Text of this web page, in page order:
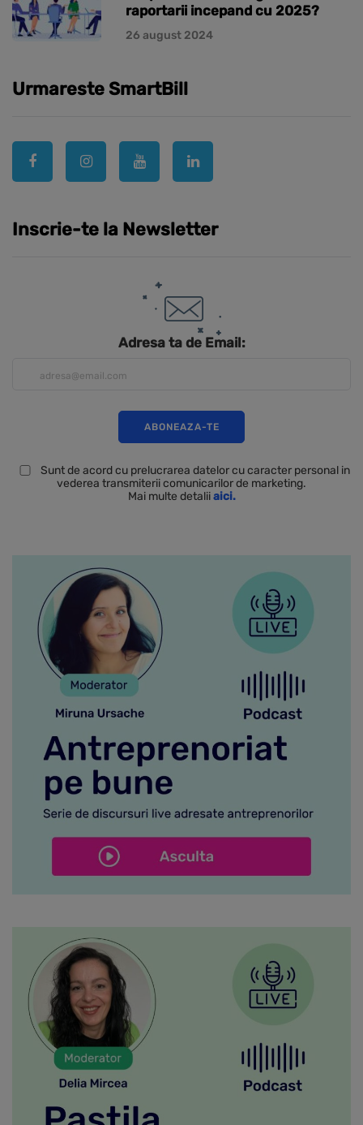
raportarii incepand cu 2025?
26 august 2024
Urmareste SmartBill
Inscrie-te la Newsletter
Adresa ta de Email:
Sunt de acord cu prelucrarea datelor cu caracter personal in
vederea transmiterii comunicarilor de marketing.
Mai multe detaliiaici.